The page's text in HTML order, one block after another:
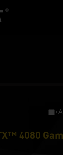
4080